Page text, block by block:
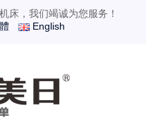
床，我们竭诚为您服务！
English